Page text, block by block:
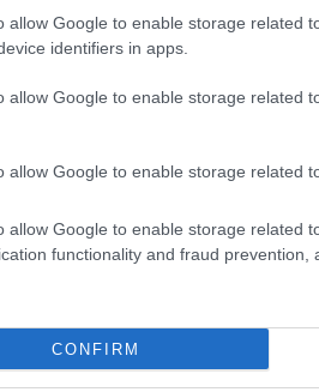
allow Google to enable storage related
identifiers in apps.
allow Google to enable storage related
allow Google to enable storage related
allow Google to enable storage related
functionality and fraud prevention,
CONFIRM
kazensko odgovoren za javno
vsebinami bodo odstranjeni. Pravila